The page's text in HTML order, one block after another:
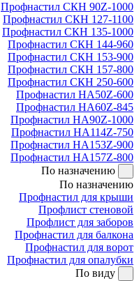
Профнастил СКН 90Z-1000
Профнастил СКН 127-1100
Профнастил СКН 135-1000
Профнастил СКН 144-960
Профнастил СКН 153-900
Профнастил СКН 157-800
Профнастил СКН 250-600
Профнастил НА50Z-600
Профнастил НА60Z-845
Профнастил НА90Z-1000
Профнастил НА114Z-750
Профнастил НА153Z-900
Профнастил НА157Z-800
По назначению
По назначению
Профнастил для крыши
Профлист стеновой
Профлист для заборов
Профнастил для балкона
Профнастил для ворот
Профнастил для опалубки
По виду